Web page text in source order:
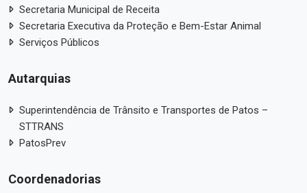
Secretaria Municipal de Receita
Secretaria Executiva da Proteção e Bem-Estar Animal
Serviços Públicos
Autarquias
Superintendência de Trânsito e Transportes de Patos –
STTRANS
PatosPrev
Coordenadorias